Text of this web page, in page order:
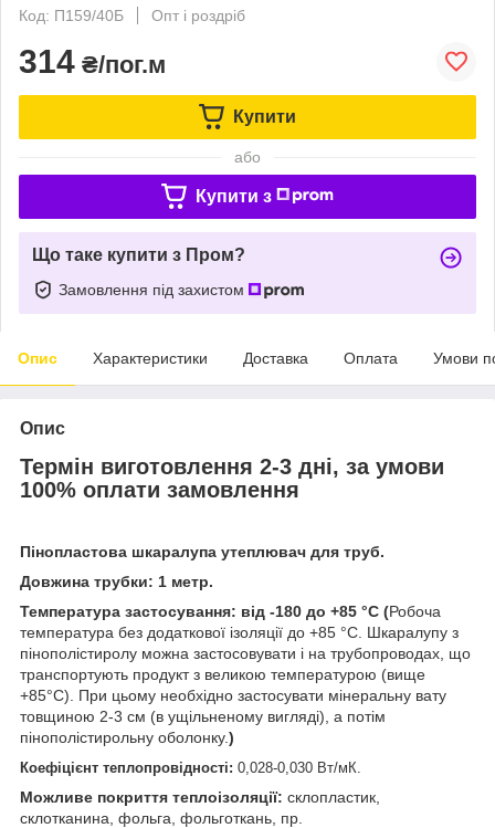
Код: П159/40Б
Опт і роздріб
314 ₴/пог.м
Купити
або
Купити з
Що таке купити з Пром?
Замовлення під захистом
Опис Характеристики Доставка Оплата Умови
Опис
Термін виготовлення 2-3 дні, за умови
100% оплати замовлення
Пінопластова шкаралупа утеплювач для труб.
Довжина трубки: 1 метр.
Температура застосування: від -180 до +85 °С (Робоча
температура без додаткової ізоляції до +85 °С. Шкаралупу з
пінополістиролу можна застосовувати і на трубопроводах, що
транспортують продукт з великою температурою (вище
+85°С). При цьому необхідно застосувати мінеральну вату
товщиною 2-3 см (в ущільненому вигляді), а потім
пінополістирольну оболонку.)
Коефіцієнт теплопровідності: 0,028-0,030 Вт/мК.
Можливе покриття теплоізоляції: склопластик,
склотканина, фольга, фольготкань, пр.